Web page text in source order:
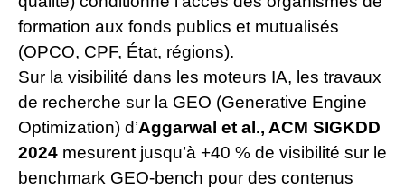
formation aux fonds publics et mutualisés
(OPCO, CPF, État, régions).
Sur la visibilité dans les moteurs IA, les travaux
de recherche sur la GEO (Generative Engine
Optimization) d’Aggarwal et al., ACM SIGKDD
2024 mesurent jusqu’à +40 % de visibilité sur le
benchmark GEO-bench pour des contenus